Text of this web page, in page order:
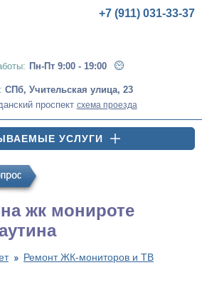
Пн-Пт 9:00 - 19:00
+7 (911) 031-33-37
СПб, Учительская улица, 23
проспект схема проезда
УСЛУГИ
жк монироте
Ремонт ЖК-мониторов и ТВ